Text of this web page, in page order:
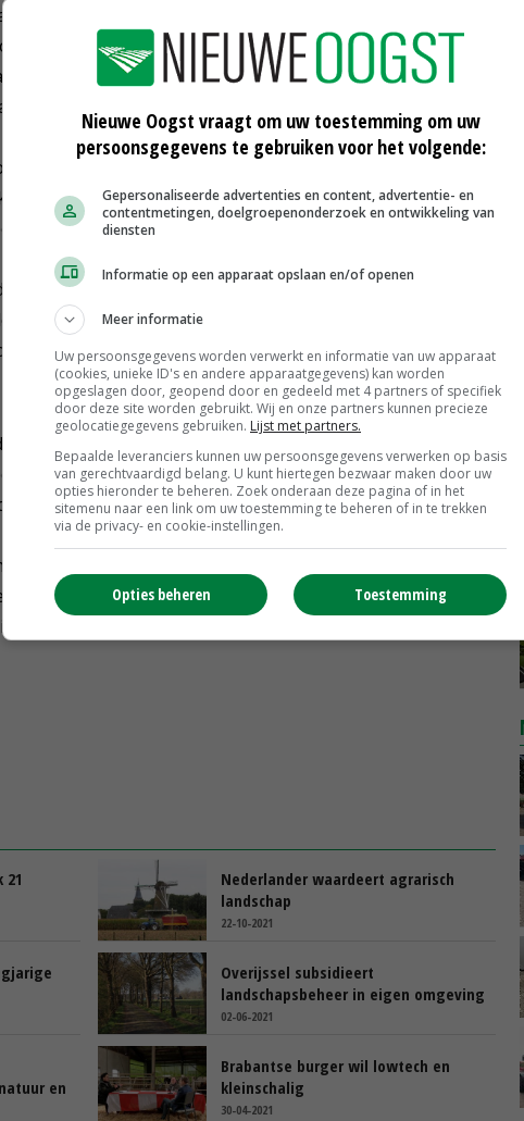
zijn de grote opgaven die er liggen en die
is regie vanuit de provincie nodig, is het idee. Momenteel
gevoerd. Het idee is om te werken aan de
de landschappelijke kernkwaliteiten voor heel Gelderland
van deze kwaliteiten kan vervolgens het beste
gebiedsgerichte aanpak.
om bepaalde ingrepen niet toe te staan, maar bij het
alleen maar dingen te verbieden. Daar wordt het
Nillesen.
gebaat door met (agrarisch) ondernemers te kijken
hoe dit landschappelijk kan worden ingepast en welke
versterking.
er goed aan zou doen om de mogelijkheden van agrarisch
naar heel Gelderland. 'Zodat alle boeren de
maken. Dan hoeft het niet, maar kan het wel. Vrijwillig
Nederlander waardeert agrarisch
landschap
22-10-2021
Overijssel subsidieert
landschapsbeheer in eigen omgeving
02-06-2021
en
Brabantse burger wil lowtech en
kleinschalig
30-04-2021
Nieuwe Oogst vraagt om uw toestemming om uw
persoonsgegevens te gebruiken voor het volgende:
Gepersonaliseerde advertenties en content, advertentie- en
contentmetingen, doelgroepenonderzoek en ontwikkeling van
diensten
Informatie op een apparaat opslaan en/of openen
Meer informatie
Uw persoonsgegevens worden verwerkt en informatie van uw apparaat
(cookies, unieke ID's en andere apparaatgegevens) kan worden
opgeslagen door, geopend door en gedeeld met 4 partners of specifiek
door deze site worden gebruikt. Wij en onze partners kunnen precieze
geolocatiegegevens gebruiken. Lijst met partners.
Bepaalde leveranciers kunnen uw persoonsgegevens verwerken op basis
van gerechtvaardigd belang. U kunt hiertegen bezwaar maken door uw
opties hieronder te beheren. Zoek onderaan deze pagina of in het
sitemenu naar een link om uw toestemming te beheren of in te trekken
via de privacy- en cookie-instellingen.
Toestemming
Opties beheren